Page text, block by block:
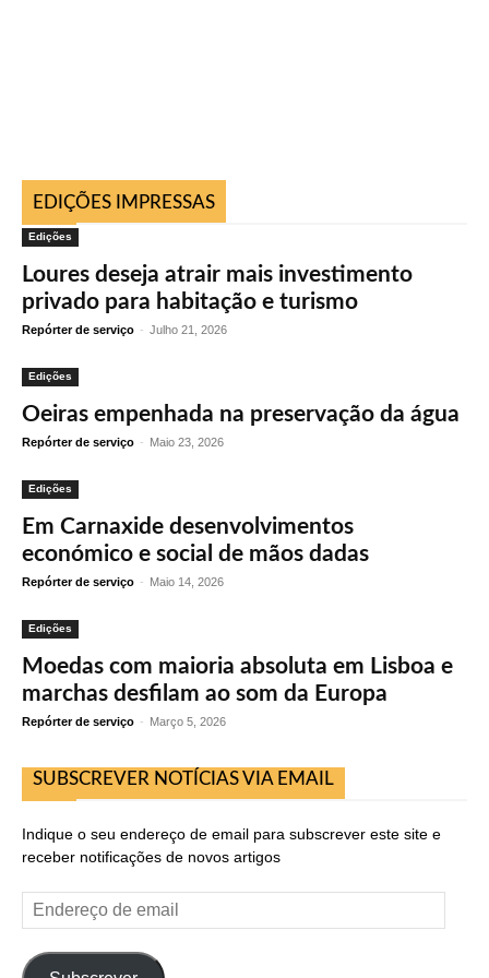
EDIÇÕES IMPRESSAS
Edições
Loures deseja atrair mais investimento
privado para habitação e turismo
Repórter de serviço - Julho 21, 2026
Edições
Oeiras empenhada na preservação da água
Repórter de serviço - Maio 23, 2026
Edições
Em Carnaxide desenvolvimentos
económico e social de mãos dadas
Repórter de serviço - Maio 14, 2026
Edições
Moedas com maioria absoluta em Lisboa e
marchas desfilam ao som da Europa
Repórter de serviço - Março 5, 2026
SUBSCREVER NOTÍCIAS VIA EMAIL
Indique o seu endereço de email para subscrever este site e
receber notificações de novos artigos
Endereço
de